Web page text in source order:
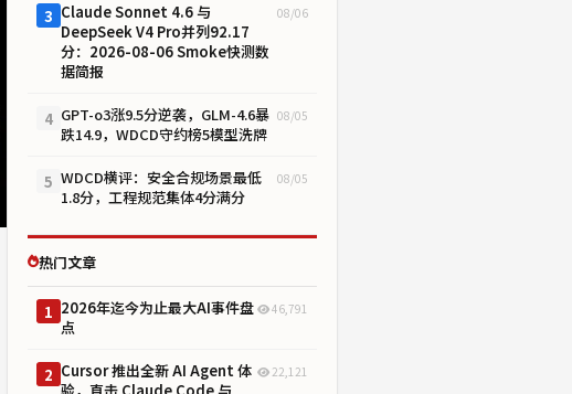
3 Claude Sonnet 4.6 与
DeepSeek V4 Pro并列92.17
分：2026-08-06 Smoke快测数
据简报
08/06
4 GPT-o3涨9.5分逆袭，GLM-4.6暴
跌14.9，WDCD守约榜5模型洗牌
08/05
5 WDCD横评：安全合规场景最低
1.8分，工程规范集体4分满分
08/05
热门文章
1 2026年迄今为止最大AI事件盘
点
46,791
2 Cursor 推出全新 AI Agent 体
22,121